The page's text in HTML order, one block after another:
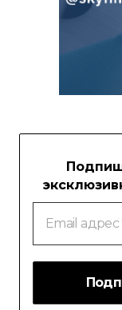
Email
адрес